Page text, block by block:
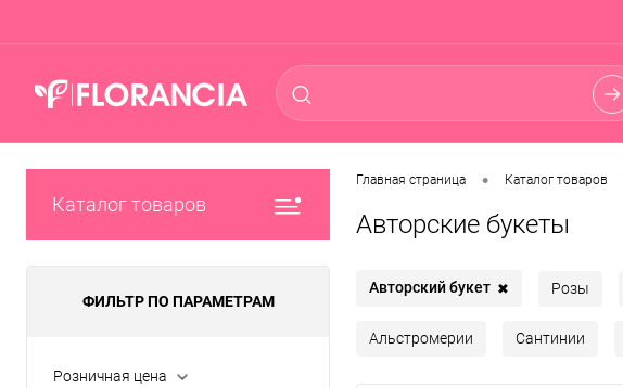
Каталог товаров
ФИЛЬТР ПО ПАРАМЕТРАМ
Розничная цена
Главная страница • Каталог товаров
Авторские букеты
Авторский букет ✖ Розы
Альстромерии Сантинии